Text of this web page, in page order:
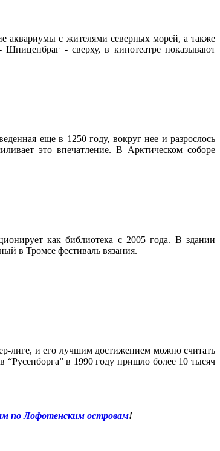
аквариумы с жителями северных морей, а также
- сверху, в кинотеатре показывают
еще в 1250 году, вокруг нее и разрослось
это впечатление. В Арктическом соборе
как библиотека с 2005 года. В здании
в Тромсе фестиваль вязания.
лиге, и его лучшим достижением можно считать
“Русенборга” в 1990 году пришло более 10 тысяч
по Лофотенским островам!